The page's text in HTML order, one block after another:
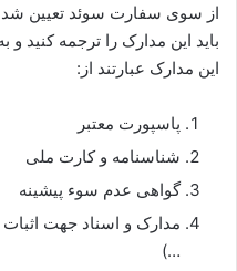
از سوی سفارت سوئد تعیین
باید این مدارک را ترجمه کنید و
این مدارک عبارتند از:
پاسپورت معتبر
شناسنامه و کارت ملی
گواهی عدم سوء پیشینه
مدارک و اسناد جهت
…)